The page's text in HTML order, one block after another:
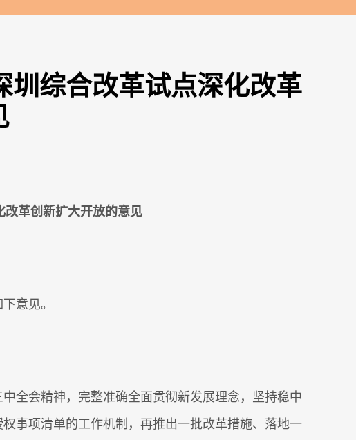
圳综合改革试点深化改革
革创新扩大开放的意见
意见。
会精神，完整准确全面贯彻新发展理念，坚持稳中
事项清单的工作机制，再推出一批改革措施、落地一